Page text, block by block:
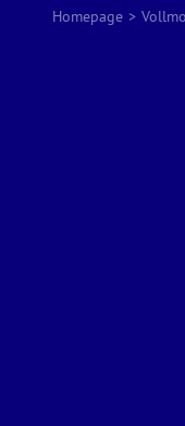
Homepage >